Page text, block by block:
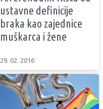
ustavne definicije
braka kao zajednice
muškarca i žene
29. 02. 2016